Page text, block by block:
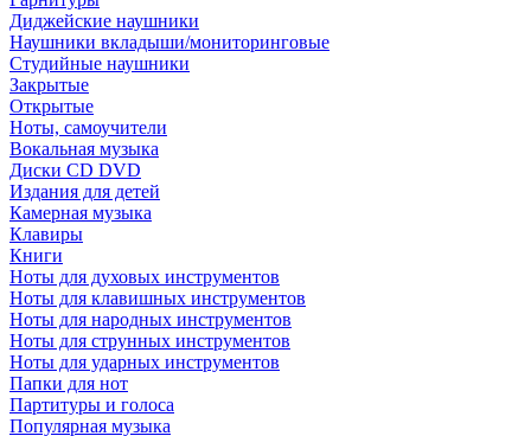
Диджейские наушники
Наушники вкладыши/мониторинговые
Студийные наушники
Закрытые
Открытые
Ноты, самоучители
Вокальная музыка
Диски CD DVD
Издания для детей
Камерная музыка
Клавиры
Книги
Ноты для духовых инструментов
Ноты для клавишных инструментов
Ноты для народных инструментов
Ноты для струнных инструментов
Ноты для ударных инструментов
Папки для нот
Партитуры и голоса
Популярная музыка